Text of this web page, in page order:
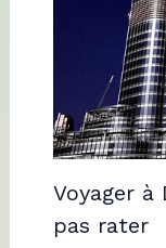
Voyager à
pas rater